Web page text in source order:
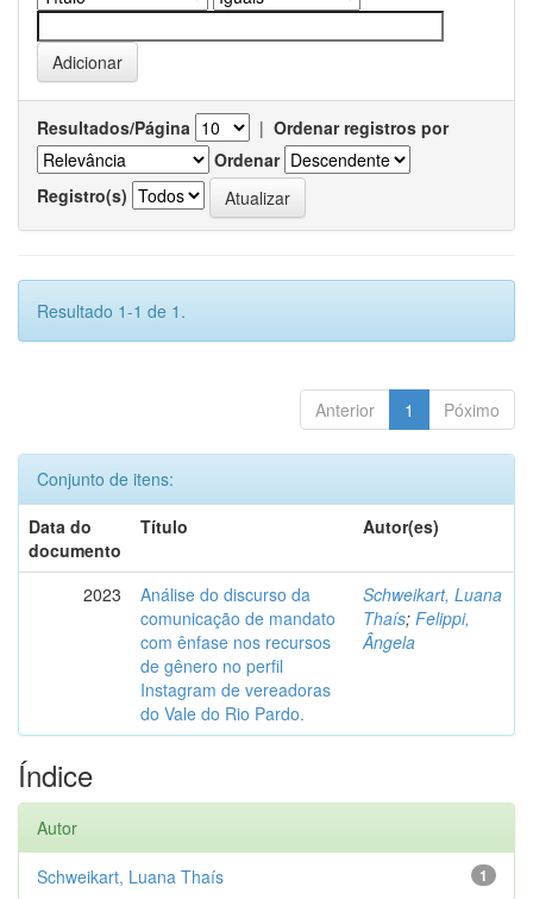
Resultados/Página | Ordenar registros por
Ordenar
Registro(s)
Resultado 1-1 de 1.
Anterior 1 Póximo
Conjunto de itens:
Data do
documento
Título Autor(es)
2023
Análise do discurso da
comunicação de mandato
com ênfase nos recursos
de gênero no perfil
Instagram de vereadoras
do Vale do Rio Pardo.
Schweikart, Luana
Thaís; Felippi,
Ângela
Índice
Autor
1
Schweikart, Luana Thaís